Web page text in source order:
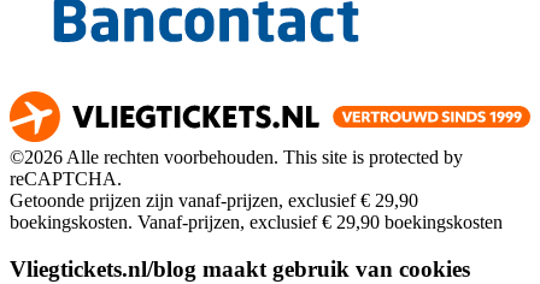
©2026 Alle rechten voorbehouden. This site is protected by
reCAPTCHA.
Getoonde prijzen zijn vanaf-prijzen, exclusief € 29,90
boekingskosten. Vanaf-prijzen, exclusief € 29,90 boekingskosten
Vliegtickets.nl/blog maakt gebruik van cookies